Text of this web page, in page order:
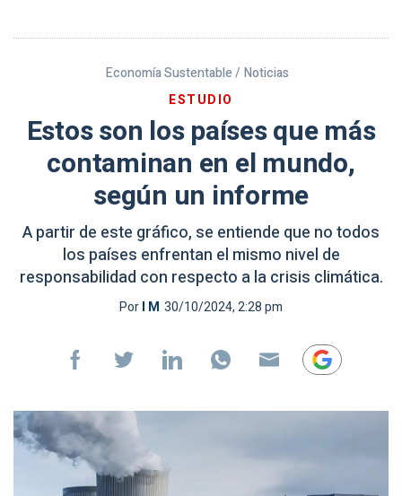
Economía Sustentable / Noticias
ESTUDIO
Estos son los países que más
contaminan en el mundo,
según un informe
A partir de este gráfico, se entiende que no todos
los países enfrentan el mismo nivel de
responsabilidad con respecto a la crisis climática.
PorI M 30/10/2024, 2:28 pm